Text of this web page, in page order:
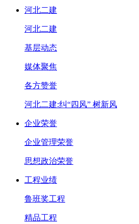
河北二建
河北二建
基层动态
媒体聚焦
各方赞誉
河北二建:纠“四风” 树新风
企业荣誉
企业管理荣誉
思想政治荣誉
工程业绩
鲁班奖工程
精品工程